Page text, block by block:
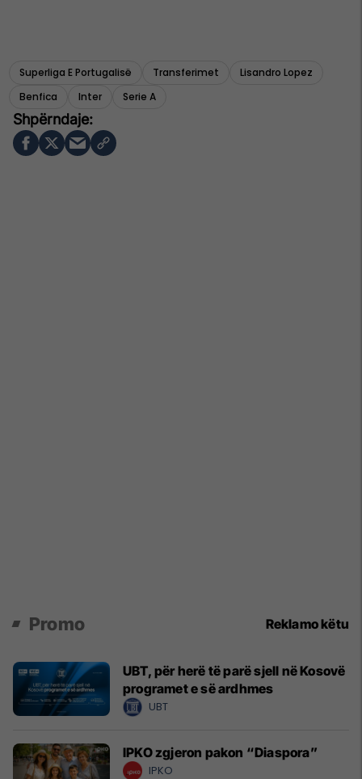
Superliga E Portugalisë Transferimet
Lisandro Lopez
Benfica
Inter Serie A
Promo Reklamo këtu
UBT, për herë të parë sjell në Kosovë
programet e së ardhmes
UBT
IPKO zgjeron pakon “Diaspora”
IPKO